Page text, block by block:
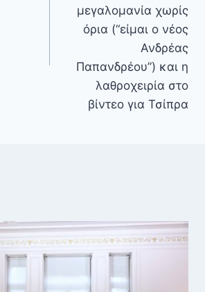
μεγαλομανία χωρίς
όρια (“είμαι ο νέος
Ανδρέας
Παπανδρέου”) και η
λαθροχειρία στο
βίντεο για Τσίπρα